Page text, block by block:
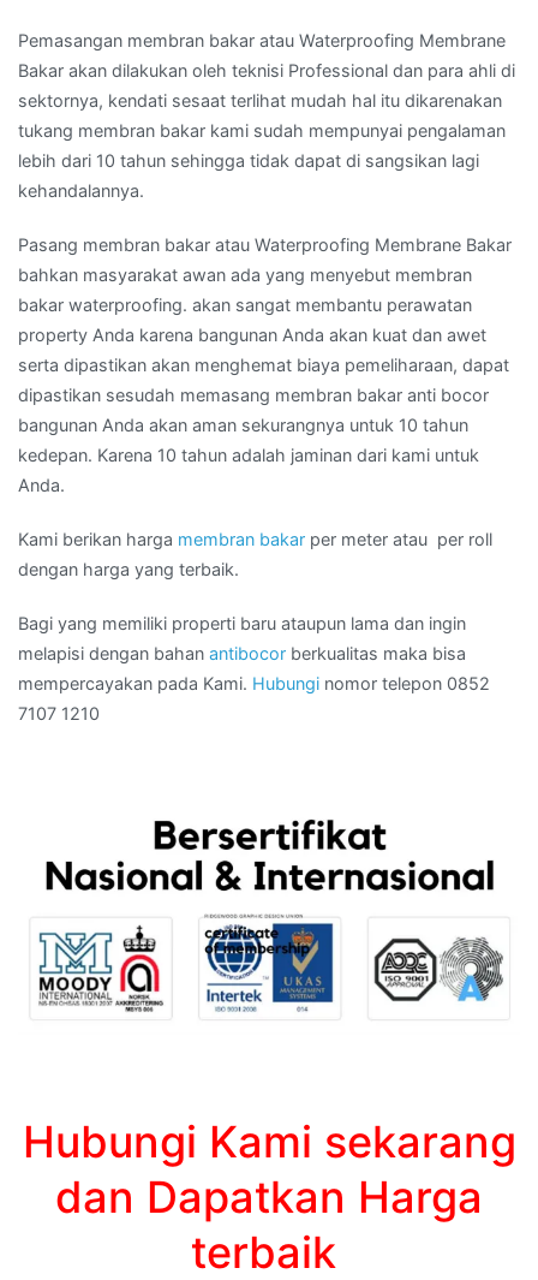
Pemasangan membran bakar atau Waterproofing Membrane
Bakar akan dilakukan oleh teknisi Professional dan para ahli di
sektornya, kendati sesaat terlihat mudah hal itu dikarenakan
tukang membran bakar kami sudah mempunyai pengalaman
lebih dari 10 tahun sehingga tidak dapat di sangsikan lagi
kehandalannya.
Pasang membran bakar atau Waterproofing Membrane Bakar
bahkan masyarakat awan ada yang menyebut membran
bakar waterproofing. akan sangat membantu perawatan
property Anda karena bangunan Anda akan kuat dan awet
serta dipastikan akan menghemat biaya pemeliharaan, dapat
dipastikan sesudah memasang membran bakar anti bocor
bangunan Anda akan aman sekurangnya untuk 10 tahun
kedepan. Karena 10 tahun adalah jaminan dari kami untuk
Anda.
Kami berikan harga membran bakar per meter atau per roll
dengan harga yang terbaik.
Bagi yang memiliki properti baru ataupun lama dan ingin
melapisi dengan bahan antibocor berkualitas maka bisa
mempercayakan pada Kami. Hubungi nomor telepon 0852
7107 1210
Hubungi Kami sekarang
dan Dapatkan Harga
terbaik